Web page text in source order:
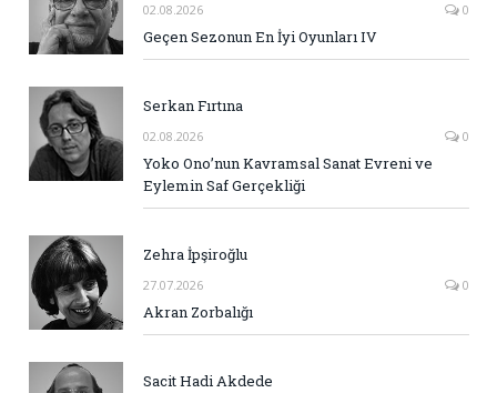
02.08.2026 0
Geçen Sezonun En İyi Oyunları IV
Serkan Fırtına
02.08.2026 0
Yoko Ono’nun Kavramsal Sanat Evreni ve
Eylemin Saf Gerçekliği
Zehra İpşiroğlu
27.07.2026 0
Akran Zorbalığı
Sacit Hadi Akdede